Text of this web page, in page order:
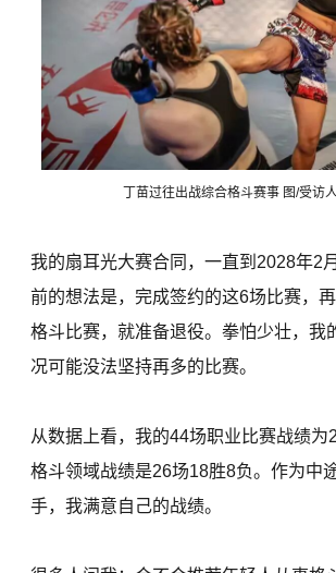
丁苗过往出战综合格斗赛事 图/受访
我的扇耳光大赛合同，一直到2028年2
前的想法是，完成签约的这6场比赛，
格斗比赛，就准备退役。拳怕少壮，我
况可能没法坚持再多的比赛。
从数据上看，我的44场职业比赛战绩为
格斗领域战绩是26场18胜8负。作为中
手，我满意自己的战绩。